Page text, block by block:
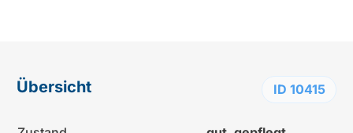
Übersicht ID 10415